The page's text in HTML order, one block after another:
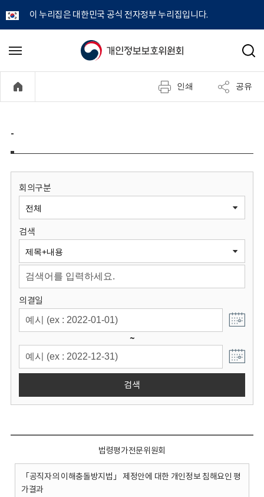
이 누리집은 대한민국 공식 전자정부 누리집입니다.
개
정
보
원
회
메
기
검
인쇄 공유
-
회의구분
검색
의결일
~
검색
법령평가전문위원회
「공직자의 이해충돌방지법」 제정안에 대한 개인정보 침해요인 평
가결과